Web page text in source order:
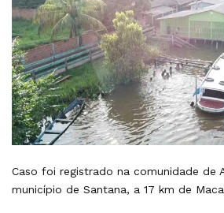
Caso foi registrado na comunidade de
município de Santana, a 17 km de